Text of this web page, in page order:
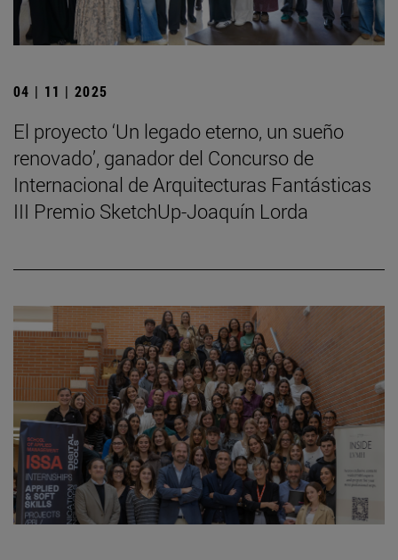
04 | 11 | 2025
El proyecto ‘Un legado eterno, un sueño
renovado’, ganador del Concurso de
Internacional de Arquitecturas Fantásticas
III Premio SketchUp-Joaquín Lorda